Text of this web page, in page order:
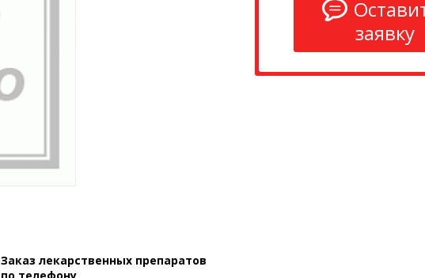
заявку
Заказ лекарственных препаратов